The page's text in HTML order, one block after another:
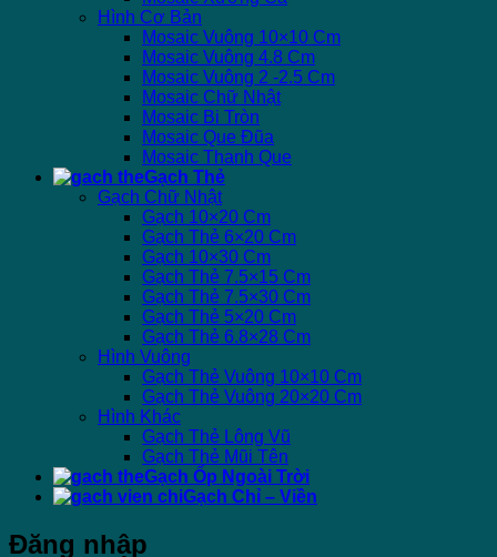
Hình Cơ Bản
Mosaic Vuông 10×10 Cm
Mosaic Vuông 4.8 Cm
Mosaic Vuông 2 -2.5 Cm
Mosaic Chữ Nhật
Mosaic Bi Tròn
Mosaic Que Đũa
Mosaic Thanh Que
Gạch Thẻ
Gạch Chữ Nhật
Gạch 10×20 Cm
Gạch Thẻ 6×20 Cm
Gạch 10×30 Cm
Gạch Thẻ 7.5×15 Cm
Gạch Thẻ 7.5×30 Cm
Gạch Thẻ 5×20 Cm
Gạch Thẻ 6.8×28 Cm
Hình Vuông
Gạch Thẻ Vuông 10×10 Cm
Gạch Thẻ Vuông 20×20 Cm
Hình Khác
Gạch Thẻ Lông Vũ
Gạch Thẻ Mũi Tên
Gạch Ốp Ngoài Trời
Gạch Chỉ – Viền
Đăng nhập